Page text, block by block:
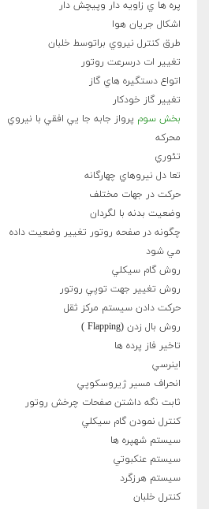
پره ها ي زاويه دار وپيچش دار
اشکال جريان هوا
طرق کنترل نيروي براتوسط خلبان
تغيير ات درسرعت روتور
اتواع دستگيره هاي گاز
تغيير گاز خودکار
بخش سوم پرواز جابه جا يي افقي با نيروي
محرکه
تئوري
تعا دل نيروهاي چهارگانه
حرکت در جهات مختلف
وضعيت بدنه با لگردان
چگونه در صفحه روتور تغيير وضعيت داده
مي شود
روش گام سيكلي
روش تغيير جهت توپي روتور
حرکت دادن سيستم مرکز ثقل
روش بال زدن (Flapping )
تاخير فاز پرده ها
اينرسي
انحراف مسير ژيروسکوپي
ثابت نگه داشتن صفحات چرخش روتور
کنترل نمودن گام سيكلي
سيستم شهپره ها
سيستم عنکبوتي
سيستم هرزگرد
کنترل خلبان